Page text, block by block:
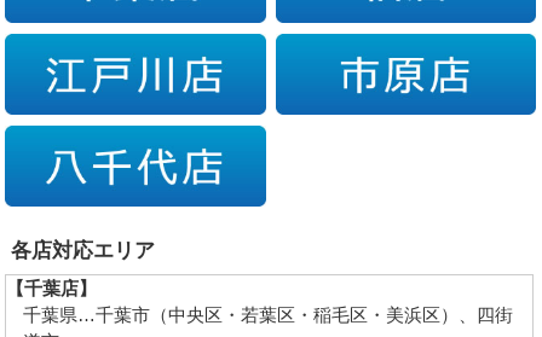
各店対応エリア
【千葉店】
千葉県…千葉市（中央区・若葉区・稲毛区・美浜区）、四街